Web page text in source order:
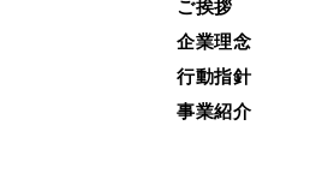
ご挨拶
企業理念
行動指針
事業紹介